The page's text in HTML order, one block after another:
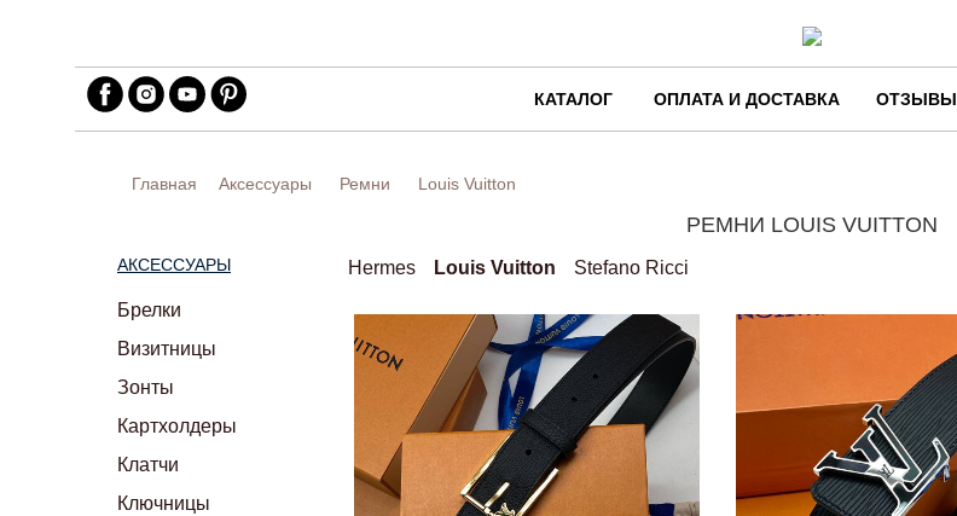
КАТАЛОГ ОПЛАТА И ДОСТАВКА ОТЗЫВЫ
Главная Аксессуары Ремни Louis Vuitton
РЕМНИ LOUIS VUITTON
АКСЕССУАРЫ
Брелки
Визитницы
Зонты
Картхолдеры
Клатчи
Ключницы
Hermes Louis Vuitton Stefano Ricci